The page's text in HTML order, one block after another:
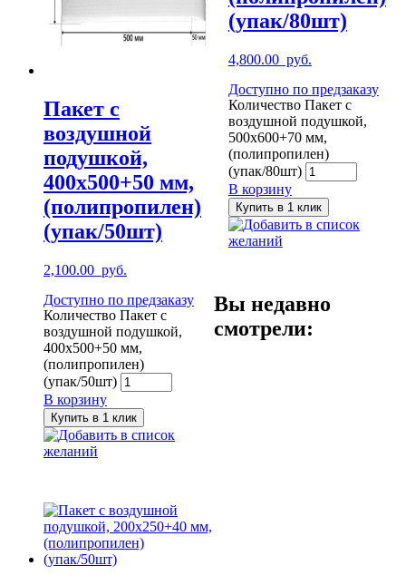
Пакет с
воздушной
подушкой,
400х500+50 мм,
(полипропилен)
(упак/50шт)
2,100.00 руб.
Доступно по предзаказу
Количество Пакет с
воздушной подушкой,
400х500+50 мм,
(полипропилен)
(упак/50шт)
В корзину
Купить в 1 клик
Добавить в список
желаний
(упак/80шт)
4,800.00 руб.
Доступно по предзаказу
Количество Пакет с
воздушной подушкой,
500х600+70 мм,
(полипропилен)
(упак/80шт)
В корзину
Купить в 1 клик
Добавить в список
желаний
Вы недавно
смотрели: